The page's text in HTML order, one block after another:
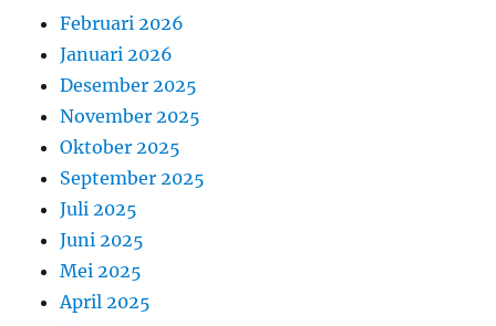
Februari 2026
Januari 2026
Desember 2025
November 2025
Oktober 2025
September 2025
Juli 2025
Juni 2025
Mei 2025
April 2025